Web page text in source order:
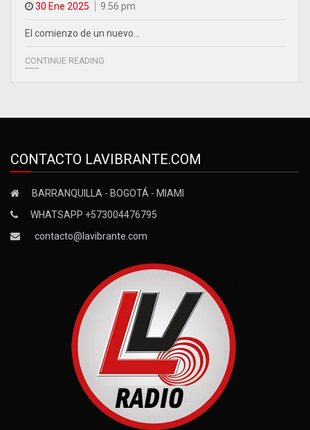
30 Ene 2025 9.56 pm
El comienzo de un nuevo…
CONTINUE READING
CONTACTO LAVIBRANTE.COM
BARRANQUILLA - BOGOTÁ - MIAMI
WHATSAPP +573004476795
contacto@lavibrante.com